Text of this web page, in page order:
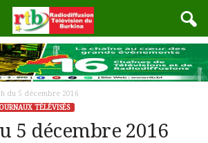
du 5 décembre 2016
TÉLÉVISÉS
5 décembre 2016